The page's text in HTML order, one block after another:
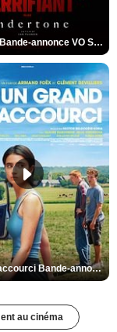
Undertone Bande-annonce VO STFR
Un grand raccourci Bande-annonce VF
au cinéma